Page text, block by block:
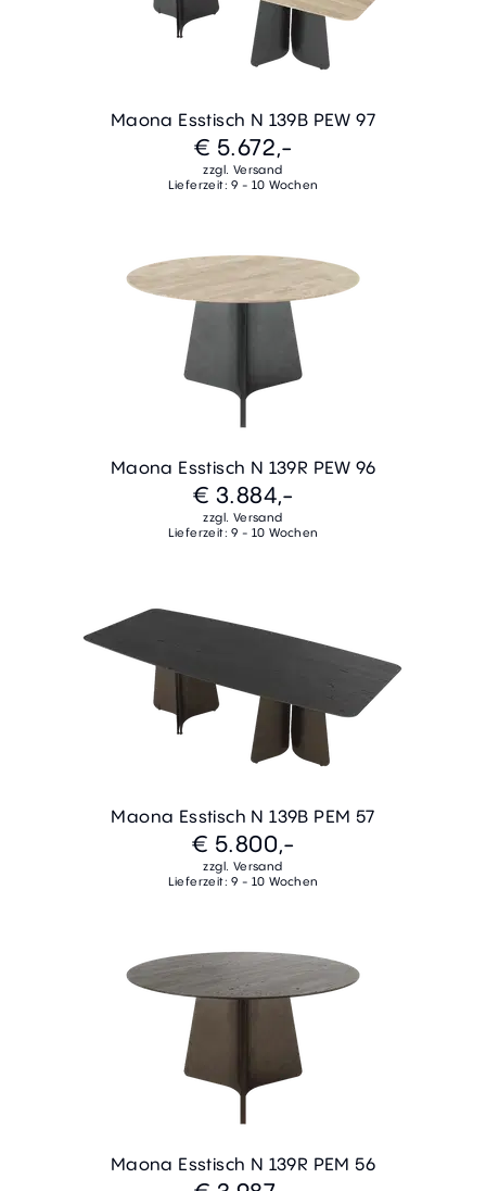
Maona Esstisch N 139B PEW 97
€ 5.672,-
zzgl. Versand
Lieferzeit: 9 - 10 Wochen
Maona Esstisch N 139R PEW 96
€ 3.884,-
zzgl. Versand
Lieferzeit: 9 - 10 Wochen
Maona Esstisch N 139B PEM 57
€ 5.800,-
zzgl. Versand
Lieferzeit: 9 - 10 Wochen
Maona Esstisch N 139R PEM 56